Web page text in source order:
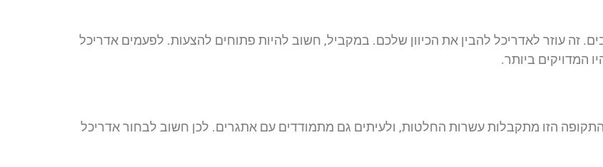
זה עוזר לאדריכל להבין את הכיוון שלכם. במקביל, חשוב להיות פתוחים להצעות. לפעמים אדריכל
המדויקים ביותר.
הזו מתקבלות עשרות החלטות, ולעיתים גם מתמודדים עם אתגרים. לכן חשוב לבחור אדריכל